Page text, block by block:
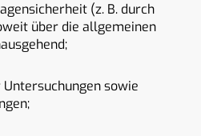
(z. B. durch
über die allgemeinen
sowie